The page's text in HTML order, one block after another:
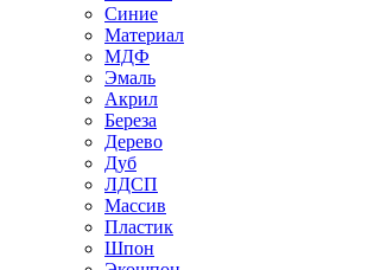
Синие
Материал
МДФ
Эмаль
Акрил
Береза
Дерево
Дуб
ЛДСП
Массив
Пластик
Шпон